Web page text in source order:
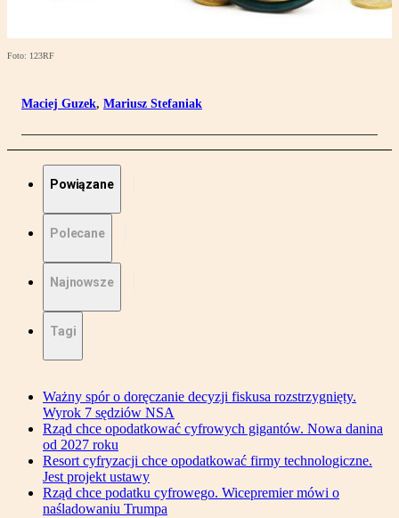
Foto: 123RF
Maciej Guzek, Mariusz Stefaniak
Powiązane
Polecane
Najnowsze
Tagi
Ważny spór o doręczanie decyzji fiskusa rozstrzygnięty.
Wyrok 7 sędziów NSA
Rząd chce opodatkować cyfrowych gigantów. Nowa danina
od 2027 roku
Resort cyfryzacji chce opodatkować firmy technologiczne.
Jest projekt ustawy
Rząd chce podatku cyfrowego. Wicepremier mówi o
naśladowaniu Trumpa